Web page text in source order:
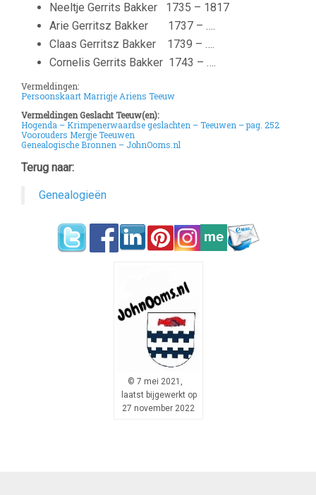
Neeltje Gerrits Bakker 1735 – 1817
Arie Gerritsz Bakker 1737 – ….
Claas Gerritsz Bakker 1739 – ….
Cornelis Gerrits Bakker 1743 – ….
Vermeldingen:
Persoonskaart Marrigje Ariens Teeuw
Vermeldingen Geslacht Teeuw(en):
Hogenda – Krimpenerwaardse geslachten – Teeuwen – pag. 252
Voorouders Mergje Teeuwen
Genealogische Bronnen – JohnOoms.nl
Terug naar:
Genealogieën
© 7 mei 2021,
laatst bijgewerkt op
27 november 2022